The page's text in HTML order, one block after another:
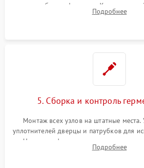
патрубках и фильтрах.
управления, восстановление
Подробнее
5. Сборка и контроль
Монтаж всех узлов на штатные места.
уплотнителей дверцы и патрубков для
Надежная фиксация хомутов
сборка корпуса и установка
Подробнее